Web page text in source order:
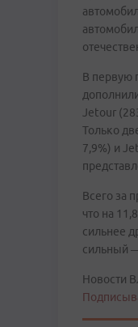
В первую
Jetour
Только
7,9%) и
Всего за
что на
сильнее
сильный
Новости